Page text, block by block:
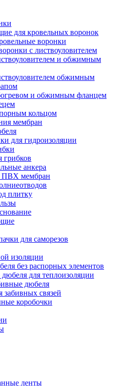
для кровельных воронок
воронки
с листвоуловителем
и обжимным
обжимным
и обжимным фланцем
кольцом
мембран
для гидроизоляции
грибков
анкера
ПВХ мембран
плитку
для саморезов
изоляции
без распорных элементов
для теплоизоляции
дюбеля
забивных связей
коробочки
ленты